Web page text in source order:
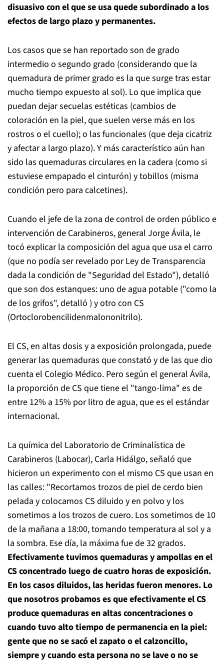
disuasivo con el que se usa quede subordinado a los
efectos de largo plazo y permanentes.
Los casos que se han reportado son de grado
intermedio o segundo grado (considerando que la
quemadura de primer grado es la que surge tras estar
mucho tiempo expuesto al sol). Lo que implica que
puedan dejar secuelas estéticas (cambios de
coloración en la piel, que suelen verse más en los
rostros o el cuello); o las funcionales (que deja cicatriz
y afectar a largo plazo). Y más característico aún han
sido las quemaduras circulares en la cadera (como si
estuviese empapado el cinturón) y tobillos (misma
condición pero para calcetines).
Cuando el jefe de la zona de control de orden público e
intervención de Carabineros, general Jorge Ávila, le
tocó explicar la composición del agua que usa el carro
(que no podía ser revelado por Ley de Transparencia
dada la condición de "Seguridad del Estado"), detalló
que son dos estanques: uno de agua potable ("como la
de los grifos", detalló ) y otro con CS
(Ortoclorobencilidenmalononitrilo).
El CS, en altas dosis y a exposición prolongada, puede
generar las quemaduras que constató y de las que dio
cuenta el Colegio Médico. Pero según el general Ávila,
la proporción de CS que tiene el "tango-lima" es de
entre 12% a 15% por litro de agua, que es el estándar
internacional.
La química del Laboratorio de Criminalística de
Carabineros (Labocar), Carla Hidálgo, señaló que
hicieron un experimento con el mismo CS que usan en
las calles: "Recortamos trozos de piel de cerdo bien
pelada y colocamos CS diluido y en polvo y los
sometimos a los trozos de cuero. Los sometimos de 10
de la mañana a 18:00, tomando temperatura al sol y a
la sombra. Ese día, la máxima fue de 32 grados.
Efectivamente tuvimos quemaduras y ampollas en el
CS concentrado luego de cuatro horas de exposición.
En los casos diluidos, las heridas fueron menores. Lo
que nosotros probamos es que efectivamente el CS
produce quemaduras en altas concentraciones o
cuando tuvo alto tiempo de permanencia en la piel:
gente que no se sacó el zapato o el calzoncillo,
siempre y cuando esta persona no se lave o no se